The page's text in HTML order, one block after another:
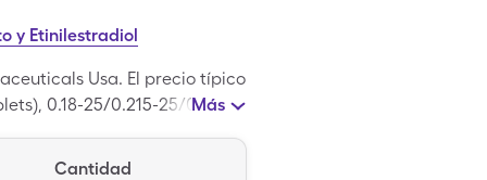
y Etinilestradiol
Usa. El precio típico
0.18-25/0.215-25/0.25-
recetados de
Más
Cantidad